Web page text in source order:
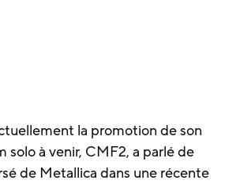
la promotion de son
solo à venir, CMF2, a parlé de
de Metallica dans une récente